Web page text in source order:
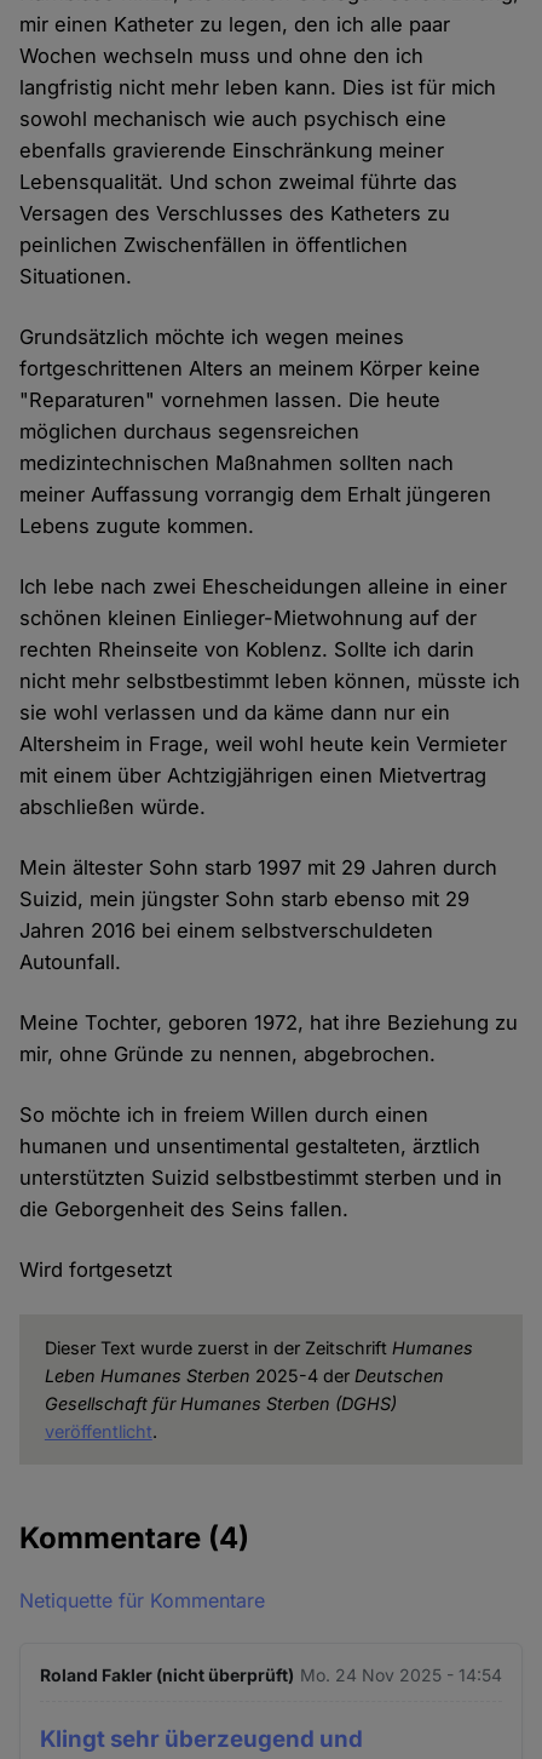
mir einen Katheter zu legen, den ich alle paar
Wochen wechseln muss und ohne den ich
langfristig nicht mehr leben kann. Dies ist für mich
sowohl mechanisch wie auch psychisch eine
ebenfalls gravierende Einschränkung meiner
Lebensqualität. Und schon zweimal führte das
Versagen des Verschlusses des Katheters zu
peinlichen Zwischenfällen in öffentlichen
Situationen.
Grundsätzlich möchte ich wegen meines
fortgeschrittenen Alters an meinem Körper keine
"Reparaturen" vornehmen lassen. Die heute
möglichen durchaus segensreichen
medizintechnischen Maßnahmen sollten nach
meiner Auffassung vorrangig dem Erhalt jüngeren
Lebens zugute kommen.
Ich lebe nach zwei Ehescheidungen alleine in einer
schönen kleinen Einlieger-Mietwohnung auf der
rechten Rheinseite von Koblenz. Sollte ich darin
nicht mehr selbstbestimmt leben können, müsste ich
sie wohl verlassen und da käme dann nur ein
Altersheim in Frage, weil wohl heute kein Vermieter
mit einem über Achtzigjährigen einen Mietvertrag
abschließen würde.
Mein ältester Sohn starb 1997 mit 29 Jahren durch
Suizid, mein jüngster Sohn starb ebenso mit 29
Jahren 2016 bei einem selbstverschuldeten
Autounfall.
Meine Tochter, geboren 1972, hat ihre Beziehung zu
mir, ohne Gründe zu nennen, abgebrochen.
So möchte ich in freiem Willen durch einen
humanen und unsentimental gestalteten, ärztlich
unterstützten Suizid selbstbestimmt sterben und in
die Geborgenheit des Seins fallen.
Wird fortgesetzt
Dieser Text wurde zuerst in der Zeitschrift Humanes
Leben Humanes Sterben 2025-4 der Deutschen
Gesellschaft für Humanes Sterben (DGHS)
veröffentlicht.
Kommentare (4)
Netiquette für Kommentare
Roland Fakler (nicht überprüft) Mo. 24 Nov 2025 - 14:54
Klingt sehr überzeugend und